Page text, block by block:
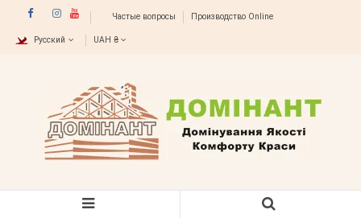
Частые вопросы Производство Online
Русский UAH ₴